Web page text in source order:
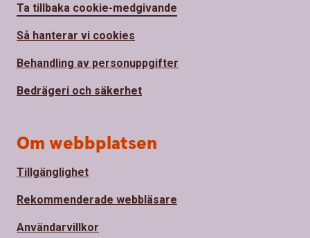
Ta tillbaka cookie-medgivande
Så hanterar vi cookies
Behandling av personuppgifter
Bedrägeri och säkerhet
Om webbplatsen
Tillgänglighet
Rekommenderade webbläsare
Användarvillkor